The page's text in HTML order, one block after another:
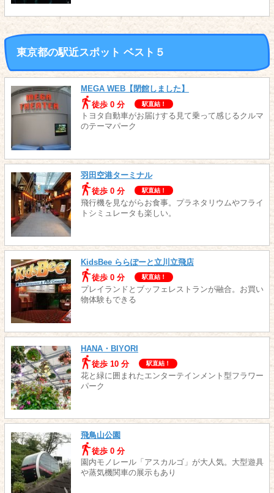
東京都の駅近スポット ベスト５
MEGA WEB【閉館しました】
徒歩 0 分
駅直結！
トヨタ自動車がお届けする見て乗って感じるクルマ
のテーマパーク
羽田空港ターミナル
徒歩 0 分
駅直結！
飛行機を見ながらお食事。プラネタリウムやフライ
トシミュレータも楽しい。
KidsBee ららぽーと立川立飛店
徒歩 0 分
駅直結！
プレイランドとブッフェレストランが融合。お買い
物体験もできる
HANA・BIYORI
徒歩 10 分
駅直結！
花と緑に囲まれたエンターテインメント型フラワー
パーク
飛鳥山公園
徒歩 0 分
園内モノレール「アスカルゴ」が大人気。大型遊具
や蒸気機関車の展示もあり